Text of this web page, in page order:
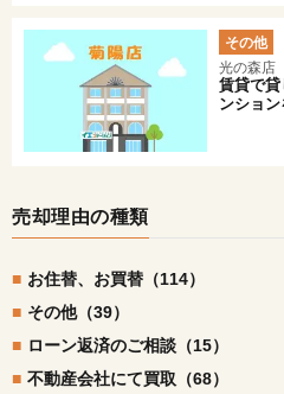
その他
光の森店
賃貸で
ンショ
売却理由の種類
お住替、お買替（114）
その他（39）
ローン返済のご相談（15）
不動産会社にて買取（68）